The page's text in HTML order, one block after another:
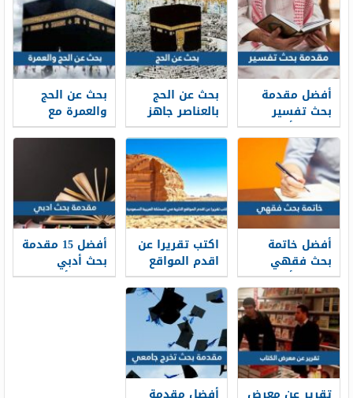
أفضل مقدمة
بحث تفسير
تناسب أي بحث
تفسير 2026
بحث عن الحج
بالعناصر جاهز
للطباعة
بحث عن الحج
والعمرة مع
مقدمة وخاتمة
PDF
أفضل خاتمة
بحث فقهي
تناسب أي بحث
فقهي 2026
اكتب تقريرا عن
اقدم المواقع
الاثرية في
المملكة العربية
السعودية 2026
أفضل 15 مقدمة
بحث أدبي
تناسب أي بحث